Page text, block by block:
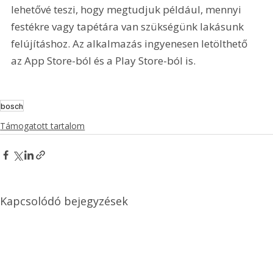
lehetővé teszi, hogy megtudjuk például, mennyi
festékre vagy tapétára van szükségünk lakásunk
felújításhoz. Az alkalmazás ingyenesen letölthető
az App Store-ból és a Play Store-ból is.
bosch
Támogatott tartalom
Kapcsolódó bejegyzések